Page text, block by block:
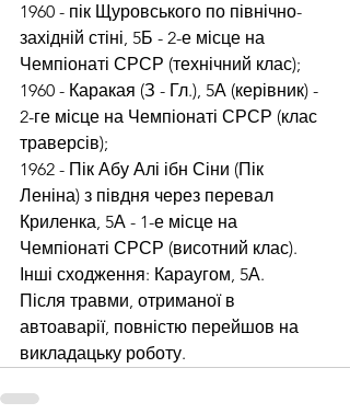
1960 - пік Щуровського по північно-
західній стіні, 5Б - 2-е місце на
Чемпіонаті СРСР (технічний клас);
1960 - Каракая (З - Гл.), 5А (керівник) -
2-ге місце на Чемпіонаті СРСР (клас
траверсів);
1962 - Пік Абу Алі ібн Сіни (Пік
Леніна) з півдня через перевал
Криленка, 5А - 1-е місце на
Чемпіонаті СРСР (висотний клас).
Інші сходження: Караугом, 5А.
Після травми, отриманої в
автоаварії, повністю перейшов на
викладацьку роботу.